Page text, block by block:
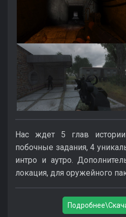
Нас ждет 5 глав
побочные задания, 4
интро и аутро.
локация, для оружейного